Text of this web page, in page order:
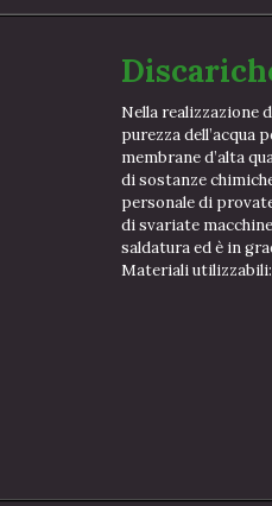
Nella realizzazione
purezza dell’acqua
membrane d’alta
di sostanze
personale di
di svariate
saldatura ed è in
Materiali